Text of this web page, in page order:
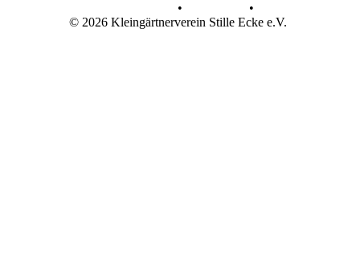
•
•
© 2026 Kleingärtnerverein Stille Ecke e.V.